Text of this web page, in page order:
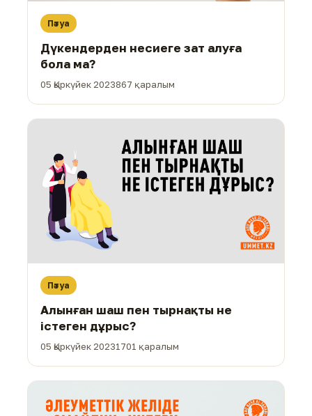
Пәтуа
Дүкендерден несиеге зат алуға
бола ма?
05 Қыркүйек 2023867 қаралым
Пәтуа
Алынған шаш пен тырнақты не
істеген дұрыс?
05 Қыркүйек 20231701 қаралым